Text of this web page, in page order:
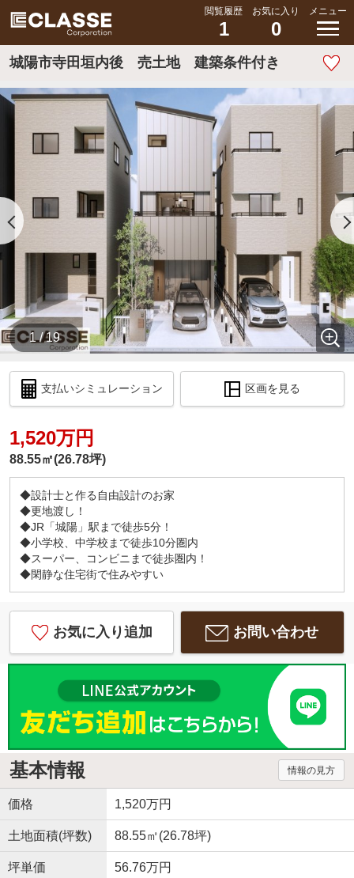
閲覧履歴
1
お気に入り
0
メニュー
城陽市寺田垣内後 売土地 建築条件付き
1 / 19
支払いシミュレーション 区画を見る
1,520万円
88.55㎡(26.78坪)
◆設計士と作る自由設計のお家
◆更地渡し！
◆JR「城陽」駅まで徒歩5分！
◆小学校、中学校まで徒歩10分圏内
◆スーパー、コンビニまで徒歩圏内！
◆閑静な住宅街で住みやすい
お気に入り追加 お問い合わせ
基本情報 情報の見方
価格 1,520万円
土地面積(坪数) 88.55㎡(26.78坪)
坪単価 56.76万円